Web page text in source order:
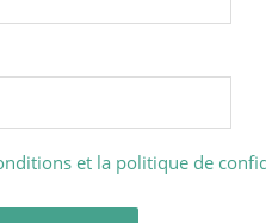
et la politique de